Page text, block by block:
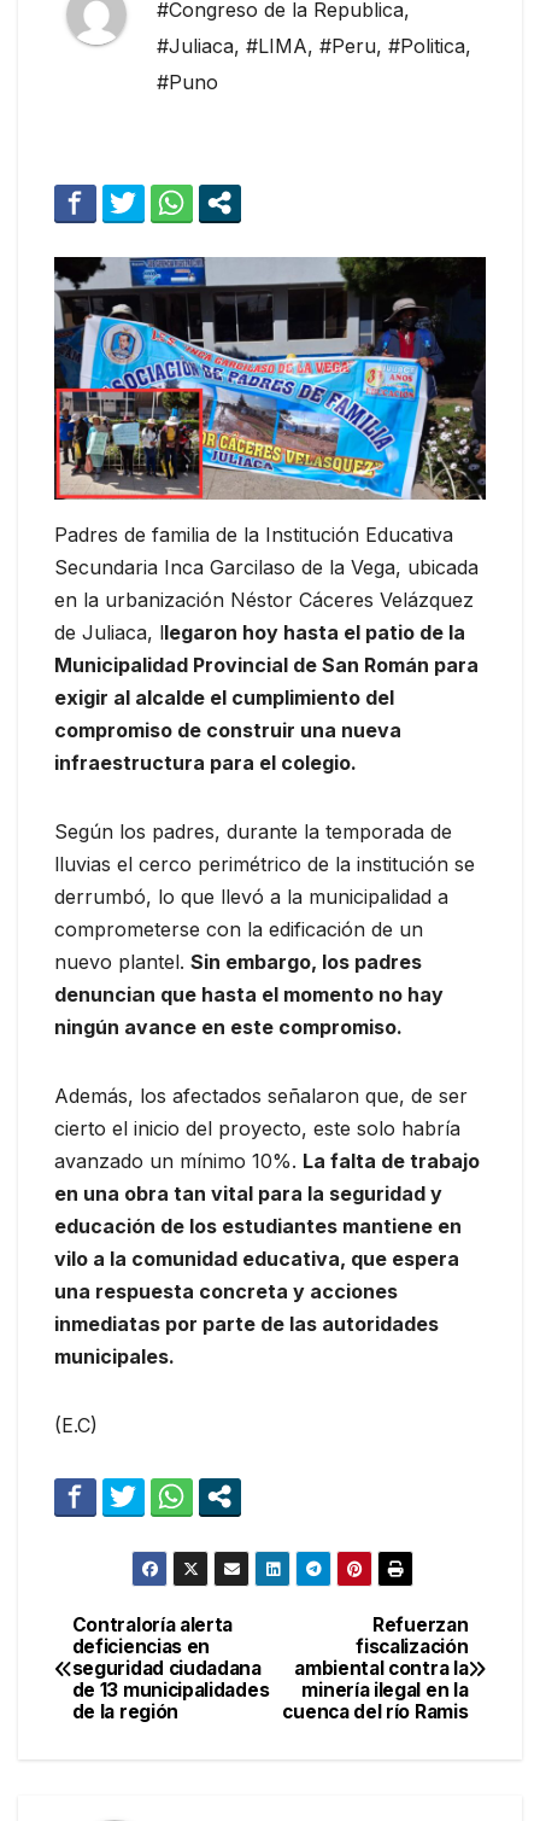
#Congreso de la Republica,
#Juliaca, #LIMA, #Peru, #Politica,
#Puno
Padres de familia de la Institución Educativa
Secundaria Inca Garcilaso de la Vega, ubicada
en la urbanización Néstor Cáceres Velázquez
de Juliaca, llegaron hoy hasta el patio de la
Municipalidad Provincial de San Román para
exigir al alcalde el cumplimiento del
compromiso de construir una nueva
infraestructura para el colegio.
Según los padres, durante la temporada de
lluvias el cerco perimétrico de la institución se
derrumbó, lo que llevó a la municipalidad a
comprometerse con la edificación de un
nuevo plantel. Sin embargo, los padres
denuncian que hasta el momento no hay
ningún avance en este compromiso.
Además, los afectados señalaron que, de ser
cierto el inicio del proyecto, este solo habría
avanzado un mínimo 10%. La falta de trabajo
en una obra tan vital para la seguridad y
educación de los estudiantes mantiene en
vilo a la comunidad educativa, que espera
una respuesta concreta y acciones
inmediatas por parte de las autoridades
municipales.
(E.C)
Navegación
de
entradas
Refuerzan
fiscalización
ambiental contra la
minería ilegal en la
cuenca del río Ramis
Contraloría alerta
deficiencias en
seguridad ciudadana
de 13 municipalidades
de la región